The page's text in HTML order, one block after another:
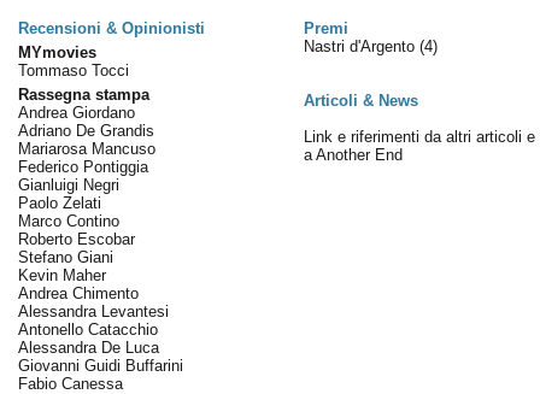
Recensioni & Opinionisti
Premi
MYmovies
Tommaso Tocci
Rassegna stampa
Andrea Giordano
Adriano De Grandis
Mariarosa Mancuso
Federico Pontiggia
Gianluigi Negri
Paolo Zelati
Marco Contino
Roberto Escobar
Stefano Giani
Kevin Maher
Andrea Chimento
Alessandra Levantesi
Antonello Catacchio
Alessandra De Luca
Giovanni Guidi Buffarini
Fabio Canessa
Nastri d'Argento (4)
Articoli & News
Link e riferimenti da altri articoli e
a Another End